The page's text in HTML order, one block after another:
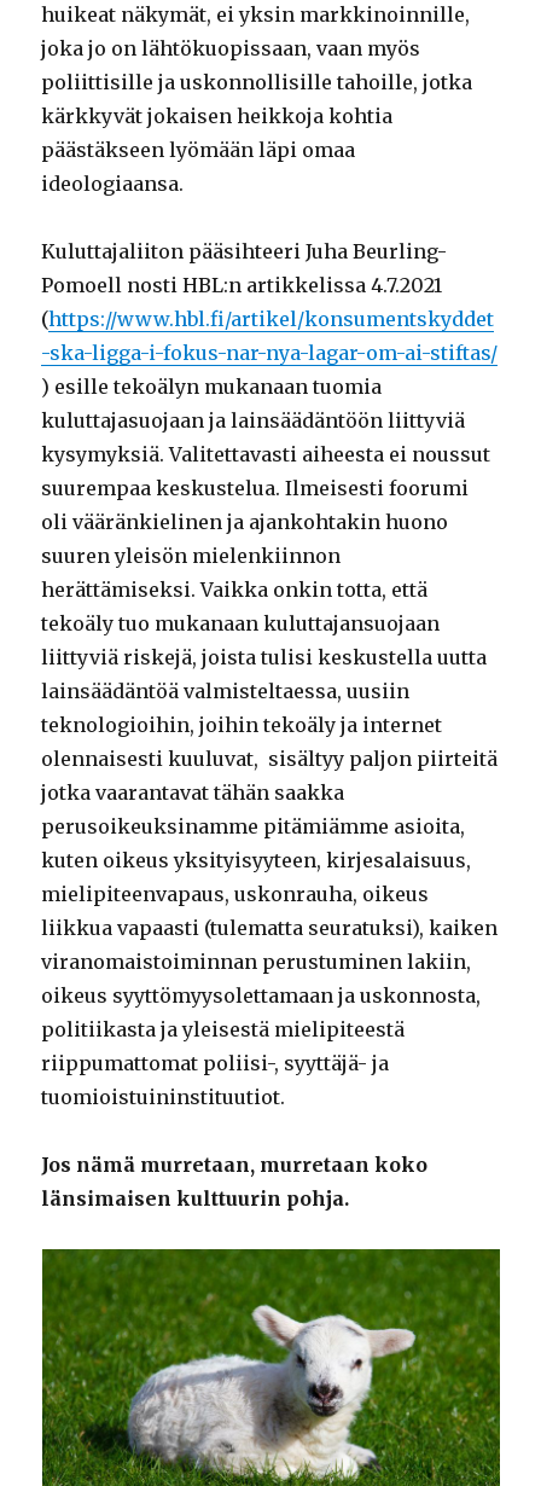
huikeat näkymät, ei yksin markkinoinnille,
joka jo on lähtökuopissaan, vaan myös
poliittisille ja uskonnollisille tahoille, jotka
kärkkyvät jokaisen heikkoja kohtia
päästäkseen lyömään läpi omaa
ideologiaansa.
Kuluttajaliiton pääsihteeri Juha Beurling-
Pomoell nosti HBL:n artikkelissa 4.7.2021
(https://www.hbl.fi/artikel/konsumentskyddet
-ska-ligga-i-fokus-nar-nya-lagar-om-ai-stiftas/
) esille tekoälyn mukanaan tuomia
kuluttajasuojaan ja lainsäädäntöön liittyviä
kysymyksiä. Valitettavasti aiheesta ei noussut
suurempaa keskustelua. Ilmeisesti foorumi
oli vääränkielinen ja ajankohtakin huono
suuren yleisön mielenkiinnon
herättämiseksi. Vaikka onkin totta, että
tekoäly tuo mukanaan kuluttajansuojaan
liittyviä riskejä, joista tulisi keskustella uutta
lainsäädäntöä valmisteltaessa, uusiin
teknologioihin, joihin tekoäly ja internet
olennaisesti kuuluvat, sisältyy paljon piirteitä
jotka vaarantavat tähän saakka
perusoikeuksinamme pitämiämme asioita,
kuten oikeus yksityisyyteen, kirjesalaisuus,
mielipiteenvapaus, uskonrauha, oikeus
liikkua vapaasti (tulematta seuratuksi), kaiken
viranomaistoiminnan perustuminen lakiin,
oikeus syyttömyysolettamaan ja uskonnosta,
politiikasta ja yleisestä mielipiteestä
riippumattomat poliisi-, syyttäjä- ja
tuomioistuininstituutiot.
Jos nämä murretaan, murretaan koko
länsimaisen kulttuurin pohja.